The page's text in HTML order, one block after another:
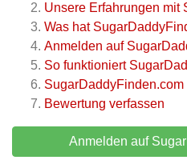
Unsere Erfahrungen mit
Was hat
Anmelden auf
So funktioniert
SugarDaddyFinden.com
Bewertung verfassen
Anmelden auf